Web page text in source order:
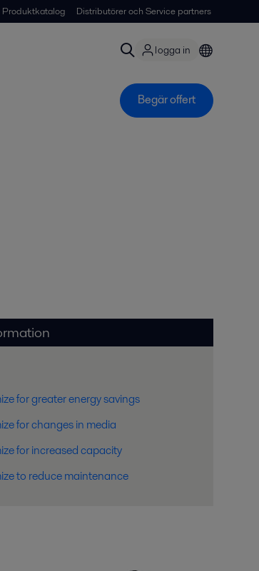
Produktkatalog Distributörer och Service partners
logga in
Begär offert
for greater energy savings
for changes in media
for increased capacity
to reduce maintenance